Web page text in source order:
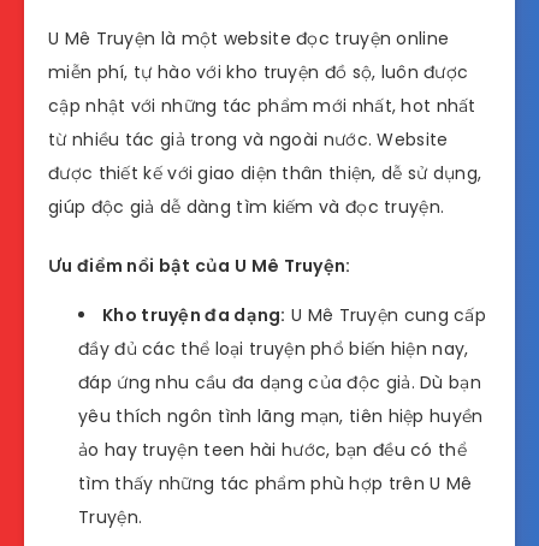
U Mê Truyện là một website đọc truyện online
miễn phí, tự hào với kho truyện đồ sộ, luôn được
cập nhật với những tác phẩm mới nhất, hot nhất
từ nhiều tác giả trong và ngoài nước. Website
được thiết kế với giao diện thân thiện, dễ sử dụng,
giúp độc giả dễ dàng tìm kiếm và đọc truyện.
Ưu điểm nổi bật của U Mê Truyện:
Kho truyện đa dạng: U Mê Truyện cung cấp
đầy đủ các thể loại truyện phổ biến hiện nay,
đáp ứng nhu cầu đa dạng của độc giả. Dù bạn
yêu thích ngôn tình lãng mạn, tiên hiệp huyền
ảo hay truyện teen hài hước, bạn đều có thể
tìm thấy những tác phẩm phù hợp trên U Mê
Truyện.